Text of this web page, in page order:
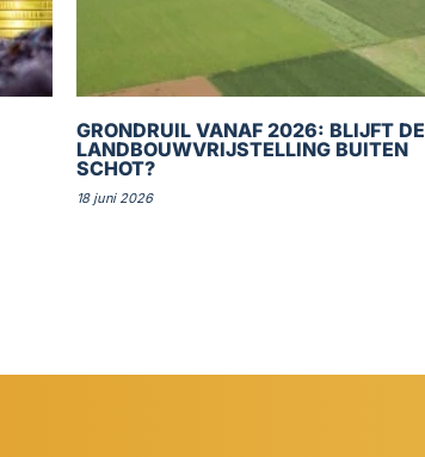
GRONDRUIL VANAF 2026: BLIJFT DE
LANDBOUWVRIJSTELLING BUITEN
SCHOT?
18 juni 2026